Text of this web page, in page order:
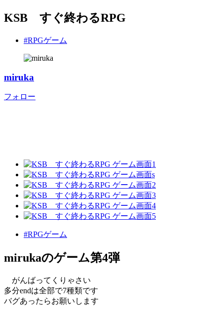
KSB すぐ終わるRPG
#RPGゲーム
miruka
フォロー
#RPGゲーム
mirukaのゲーム第4弾
がんばってくりゃさい
多分endは全部で7種類です
バグあったらお願いします